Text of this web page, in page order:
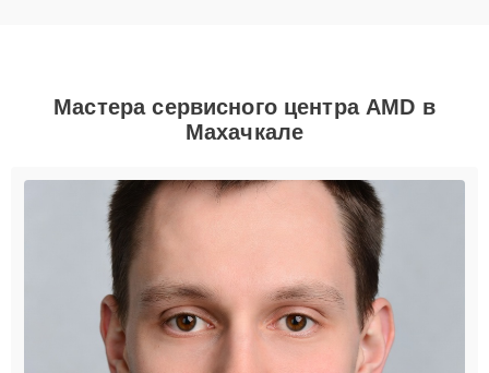
Мастера сервисного центра AMD в
Махачкале